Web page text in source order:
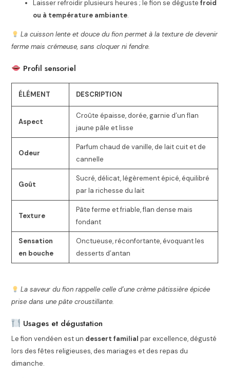
Laisser refroidir plusieurs heures ; le fion se déguste froid
ou à température ambiante.
La cuisson lente et douce du fion permet à la texture de devenir
ferme mais crémeuse, sans cloquer ni fendre.
Profil sensoriel
ÉLÉMENT DESCRIPTION
Aspect
Croûte épaisse, dorée, garnie d’un flan
jaune pâle et lisse
Odeur
Parfum chaud de vanille, de lait cuit et de
cannelle
Goût
Sucré, délicat, légèrement épicé, équilibré
par la richesse du lait
Texture
Pâte ferme et friable, flan dense mais
fondant
Sensation
en bouche
Onctueuse, réconfortante, évoquant les
desserts d’antan
La saveur du fion rappelle celle d’une crème pâtissière épicée
prise dans une pâte croustillante.
Usages et dégustation
Le fion vendéen est un dessert familial par excellence, dégusté
lors des fêtes religieuses, des mariages et des repas du
dimanche.